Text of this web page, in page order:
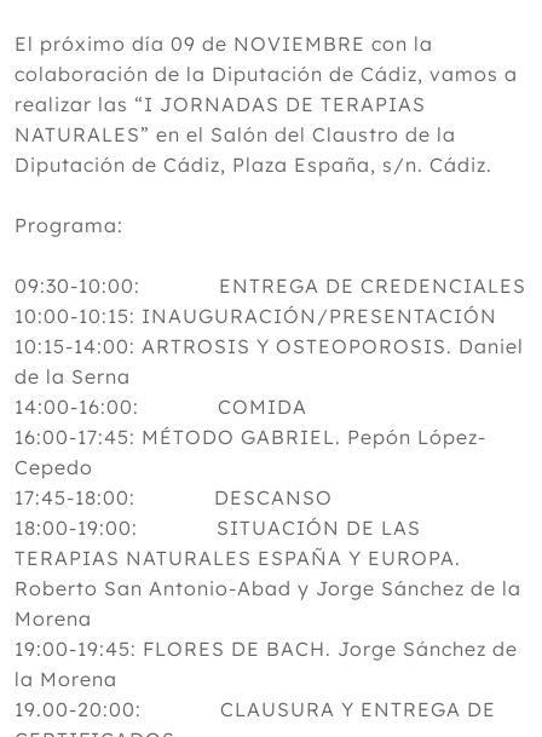
El próximo día 09 de NOVIEMBRE con la
colaboración de la Diputación de Cádiz, vamos a
realizar las “I JORNADAS DE TERAPIAS
NATURALES” en el Salón del Claustro de la
Diputación de Cádiz, Plaza España, s/n. Cádiz.
Programa:
09:30-10:00: ENTREGA DE CREDENCIALES
10:00-10:15: INAUGURACIÓN/PRESENTACIÓN
10:15-14:00: ARTROSIS Y OSTEOPOROSIS. Daniel
de la Serna
14:00-16:00: COMIDA
16:00-17:45: MÉTODO GABRIEL. Pepón López-
Cepedo
17:45-18:00: DESCANSO
18:00-19:00: SITUACIÓN DE LAS
TERAPIAS NATURALES ESPAÑA Y EUROPA.
Roberto San Antonio-Abad y Jorge Sánchez de la
Morena
19:00-19:45: FLORES DE BACH. Jorge Sánchez de
la Morena
19.00-20:00: CLAUSURA Y ENTREGA DE